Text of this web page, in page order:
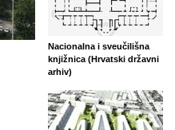
Nacionalna i sveučilišna
knjižnica (Hrvatski državni
arhiv)